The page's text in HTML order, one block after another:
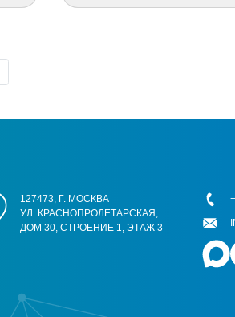
127473, Г. МОСКВА
УЛ. КРАСНОПРОЛЕТАРСКАЯ,
ДОМ 30, СТРОЕНИЕ 1, ЭТАЖ 3